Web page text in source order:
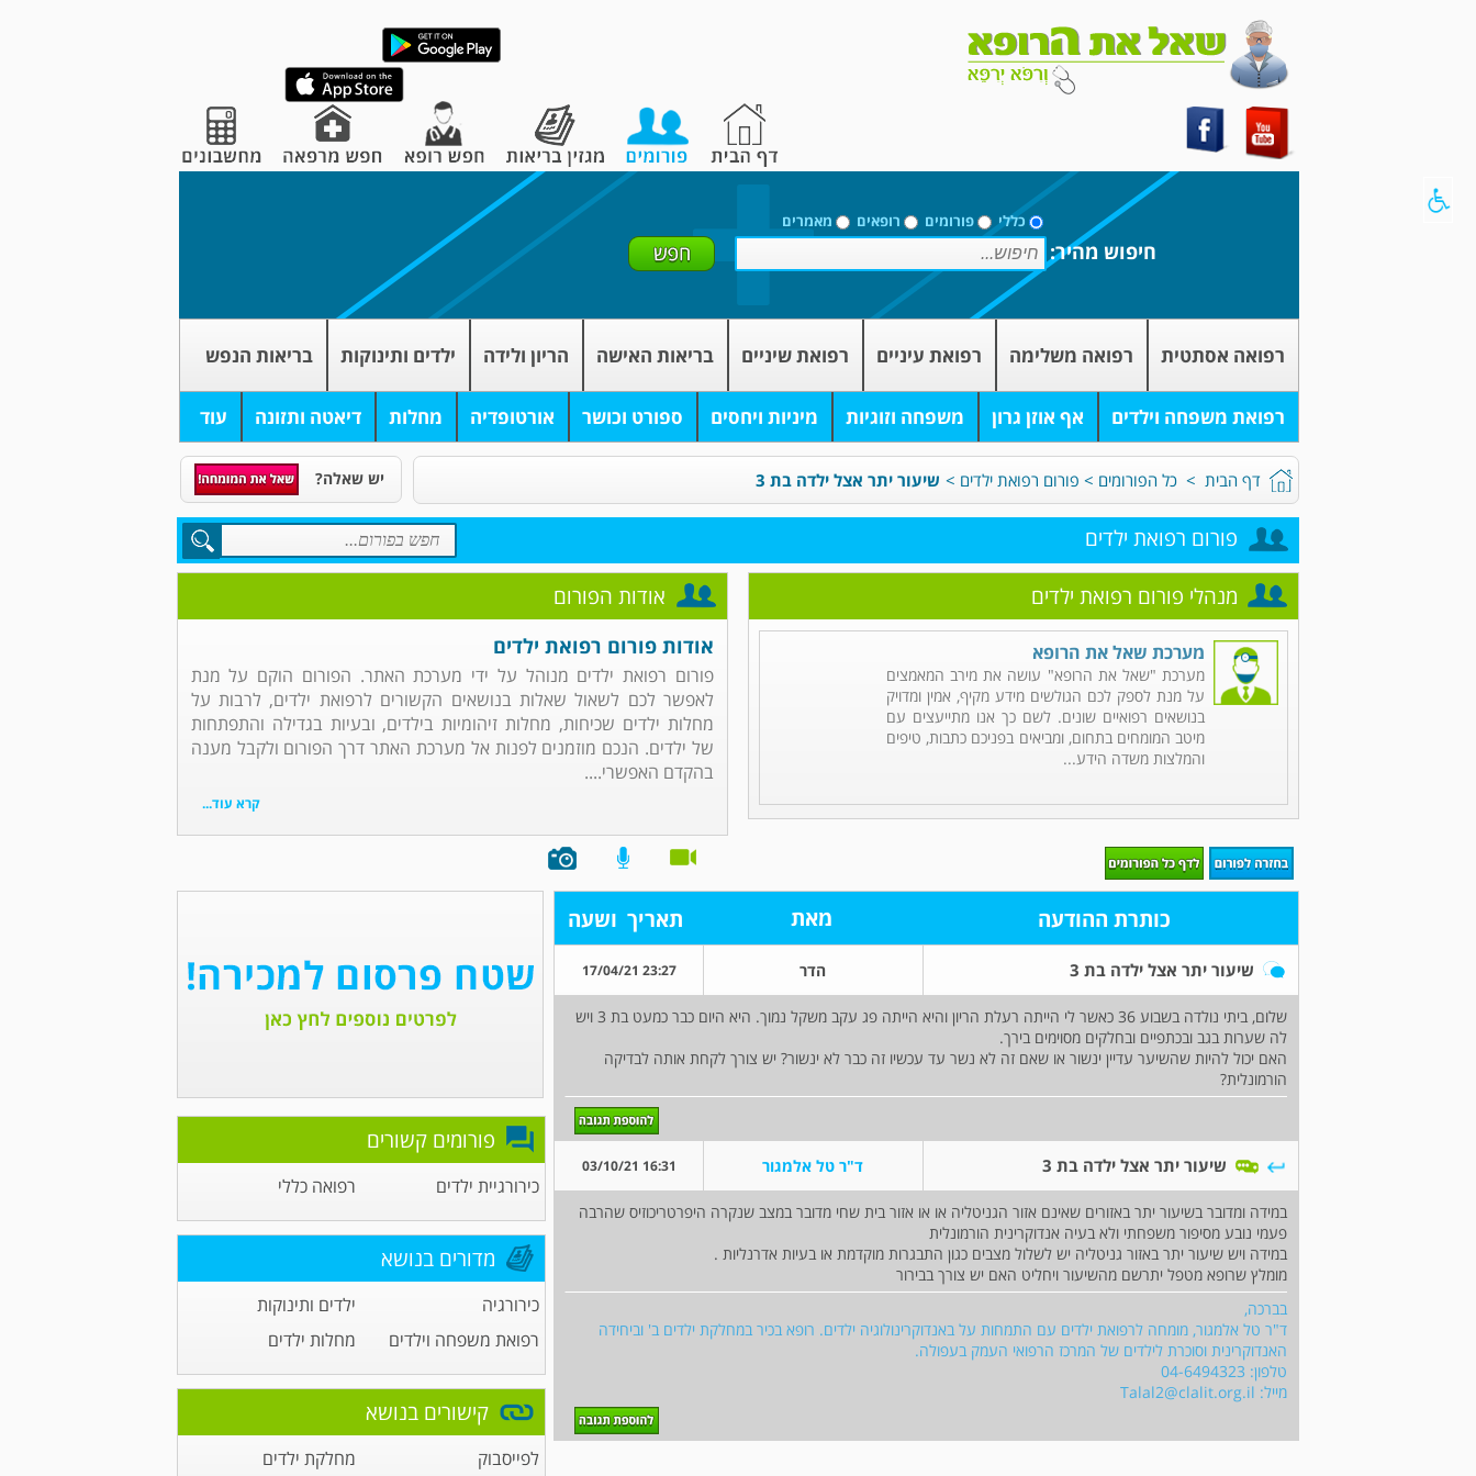
כללי פורומים רופאים מאמרים
חיפוש מהיר:
רפואה אסתטית רפואה משלימה רפואת עיניים רפואת שיניים בריאות האישה הריון ולידה ילדים ותינוקות בריאות הנפש
רפואת משפחה וילדים אף אוזן גרון משפחה וזוגיות מיניות ויחסים ספורט וכושר אורטופדיה מחלות דיאטה ותזונה עוד
דף הבית > כל הפורומים > פורום רפואת ילדים > שיעור יתר אצל ילדה בת 3 יש שאלה?
פורום רפואת ילדים
אודות הפורום
אודות פורום רפואת ילדים
פורום רפואת ילדים מנוהל על ידי מערכת האתר. הפורום הוקם על מנת
לאפשר לכם לשאול שאלות בנושאים הקשורים לרפואת ילדים, לרבות על
מחלות ילדים שכיחות, מחלות זיהומיות בילדים, ובעיות בגדילה והתפתחות
של ילדים. הנכם מוזמנים לפנות אל מערכת האתר דרך הפורום ולקבל מענה
בהקדם האפשרי....
קרא עוד...
מנהלי פורום רפואת ילדים
מערכת שאל את הרופא
מערכת "שאל את הרופא" עושה את מירב המאמצים
על מנת לספק לכם הגולשים מידע מקיף, אמין ומדויק
בנושאים רפואיים שונים. לשם כך אנו מתייעצים עם
מיטב המומחים בתחום, ומביאים בפניכם כתבות, טיפים
והמלצות משדה הידע...
כותרת ההודעה מאת תאריך ושעה
שיעור יתר אצל ילדה בת 3 הדר 23:27 17/04/21
שלום, ביתי נולדה בשבוע 36 כאשר לי הייתה רעלת הריון והיא הייתה פג עקב משקל נמוך. היא היום כבר כמעט בת 3 ויש
לה שערות בגב ובכתפיים ובחלקים מסוימים בירך.
האם יכול להיות שהשיער עדיין ינשור או שאם זה לא נשר עד עכשיו זה כבר לא ינשור? יש צורך לקחת אותה לבדיקה
הורמונלית?
שיעור יתר אצל ילדה בת 3 ד"ר טל אלמגור 16:31 03/10/21
במידה ומדובר בשיעור יתר באזורים שאינם אזור הגניטליה או או אזור בית שחי מדובר במצב שנקרה היפרטריכוזיס שהרבה
פעמי נובע מסיפור משפחתי ולא בעיה אנדוקרינית הורמונלית
במידה ויש שיעור יתר באזור גניטליה יש לשלול מצבים כגון התבגרות מוקדמת או בעיות אדרנליות .
מומלץ שרופא מטפל יתרשם מהשיעור ויחליט האם יש צורך בבירור
בברכה,
ד"ר טל אלמגור, מומחה לרפואת ילדים עם התמחות על באנדוקרינולוגיה ילדים. רופא בכיר במחלקת ילדים ב' וביחידה
האנדוקרינית וסוכרת לילדים של המרכז הרפואי העמק בעפולה.
טלפון: 04-6494323
מייל: Talal2@clalit.org.il
פורומים קשורים
כירורגיית ילדים רפואה כללי
מדורים בנושא
כירורגיה
ילדים ותינוקות
רפואת משפחה וילדים
מחלות ילדים
קישורים בנושא
לפייסבוק מחלקת ילדים